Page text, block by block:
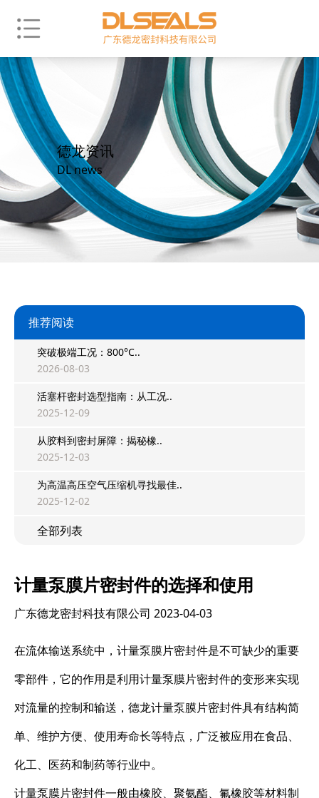
德龙资讯
DL news
推荐阅读
突破极端工况：800°C..
2026-08-03
活塞杆密封选型指南：从工况..
2025-12-09
从胶料到密封屏障：揭秘橡..
2025-12-03
为高温高压空气压缩机寻找最佳..
2025-12-02
全部列表
计量泵膜片密封件的选择和使用
广东德龙密封科技有限公司 2023-04-03
在流体输送系统中，计量泵膜片密封件是不可缺少的重要
零部件，它的作用是利用计量泵膜片密封件的变形来实现
对流量的控制和输送，德龙计量泵膜片密封件具有结构简
单、维护方便、使用寿命长等特点，广泛被应用在食品、
化工、医药和制药等行业中。
计量泵膜片密封件一般由橡胶、聚氨酯、氟橡胶等材料制